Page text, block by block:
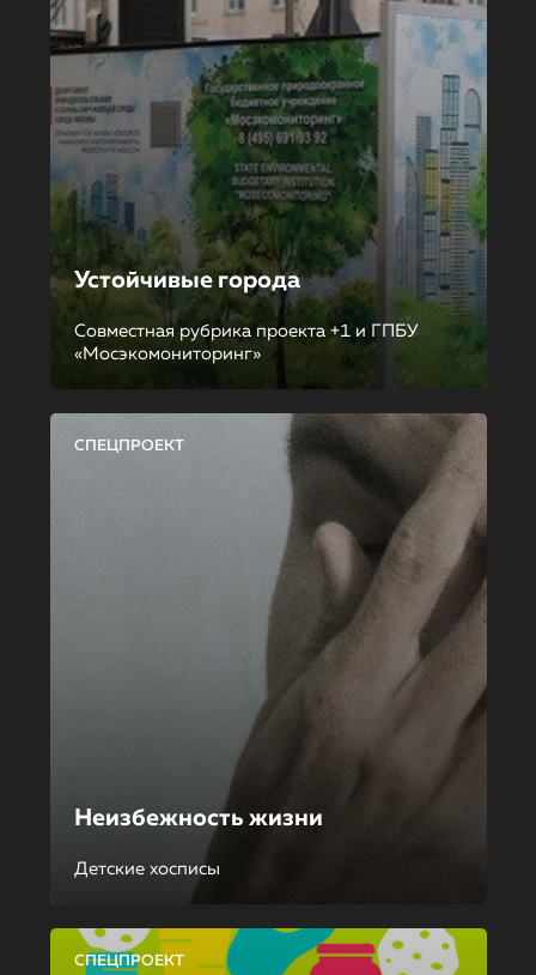
Устойчивые города
Совместная рубрика проекта +1 и ГПБУ
«Мосэкомониторинг»
СПЕЦПРОЕКТ
Неизбежность жизни
Детские хосписы
СПЕЦПРОЕКТ